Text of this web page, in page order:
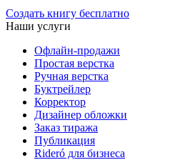
Создать книгу бесплатно
Наши услуги
Офлайн-продажи
Простая верстка
Ручная верстка
Буктрейлер
Корректор
Дизайнер обложки
Заказ тиража
Публикация
Rideró для бизнеса